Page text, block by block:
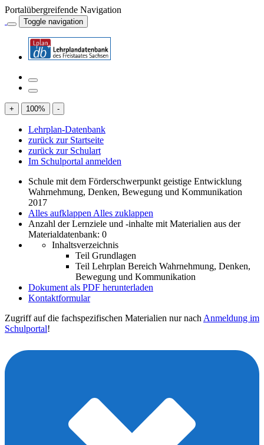
Portalübergreifende Navigation
Toggle navigation
+ 100% -
Lehrplan-Datenbank
zurück zur Startseite
zurück zur Schulart
Im Schulportal anmelden
Schule mit dem Förderschwerpunkt geistige Entwicklung
Wahrnehmung, Denken, Bewegung und Kommunikation
2017
Alles aufklappen Alles zuklappen
Anzahl der Lernziele und -inhalte mit Materialien aus der
Materialdatenbank: 0
Inhaltsverzeichnis
Teil Grundlagen
Teil Lehrplan Bereich Wahrnehmung, Denken,
Bewegung und Kommunikation
Dokument als PDF herunterladen
Kontaktformular
Zugriff auf die fachspezifischen Materialien nur nach Anmeldung im
Schulportal!